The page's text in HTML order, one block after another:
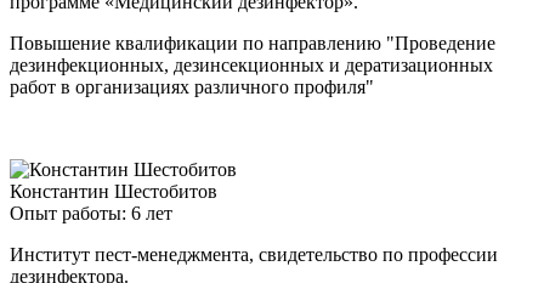
Повышение квалификации по направлению "Проведение
дезинфекционных, дезинсекционных и дератизационных
работ в организациях различного профиля"
Константин Шестобитов
Опыт работы: 6 лет
Институт пест-менеджмента, свидетельство по профессии
дезинфектора.